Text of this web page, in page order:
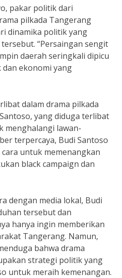
pakar politik dari
pilkada Tangerang
dinamika politik yang
“Persaingan sengit
daerah seringkali dipicu
ekonomi yang
dalam drama pilkada
yang diduga terlibat
menghalangi lawan-
terpercaya, Budi Santoso
untuk memenangkan
black campaign dan
dengan media lokal, Budi
tersebut dan
hanya ingin memberikan
Tangerang. Namun,
bahwa drama
strategi politik yang
untuk meraih kemenangan.